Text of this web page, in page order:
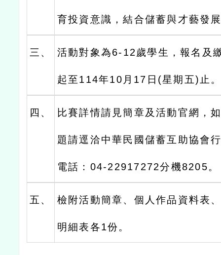
育投資意識，結合儲蓄與才藝發
三、 活動對象為6-12歲學生，報名及
起至114年10月17日(星期五)止
四、 比賽詳情請見簡章及活動官網，
題請逕洽中華民國儲蓄互助協會
電話：04-22917272分機8205。
五、 檢附活動簡章、個人作品資料表
明細表各1份。